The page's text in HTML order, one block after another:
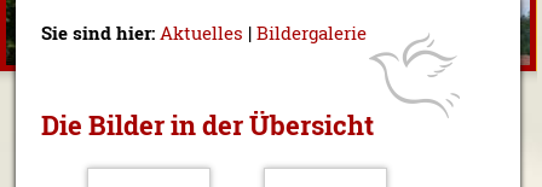
Sie sind hier:Aktuelles |Bildergalerie
Die Bilder in der Übersicht